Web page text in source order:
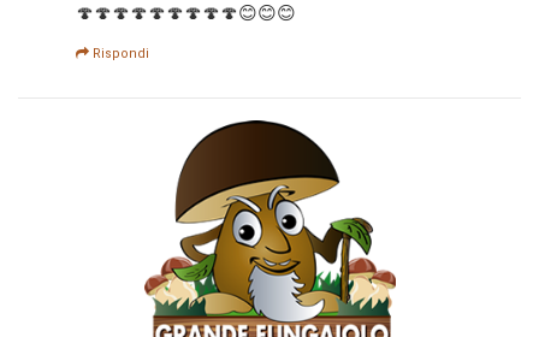
🍄🍄🍄🍄🍄🍄🍄🍄🍄😊😊😊
Rispondi